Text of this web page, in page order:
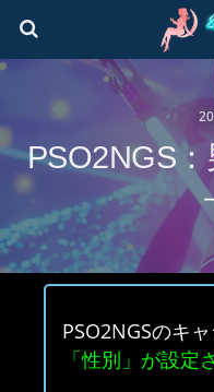
PSO2NGS
PSO2NGSのキ
「性別」が設定